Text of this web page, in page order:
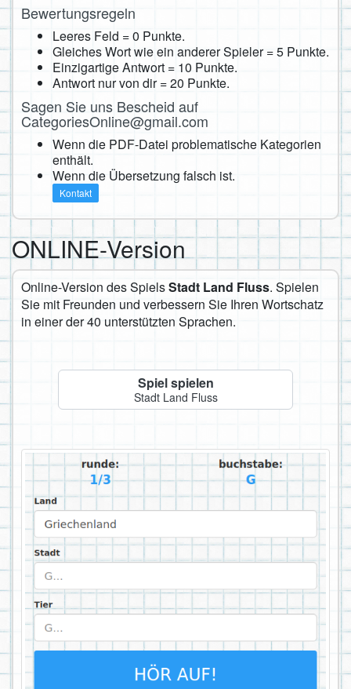
Bewertungsregeln
Leeres Feld = 0 Punkte.
Gleiches Wort wie ein anderer Spieler = 5 Punkte.
Einzigartige Antwort = 10 Punkte.
Antwort nur von dir = 20 Punkte.
Sagen Sie uns Bescheid auf
CategoriesOnline@gmail.com
Wenn die PDF-Datei problematische Kategorien
enthält.
Wenn die Übersetzung falsch ist.
Kontakt
ONLINE-Version
Online-Version des SpielsStadt Land Fluss. Spielen
Sie mit Freunden und verbessern Sie Ihren Wortschatz
in einer der 40 unterstützten Sprachen.
Spiel spielen
Stadt Land Fluss